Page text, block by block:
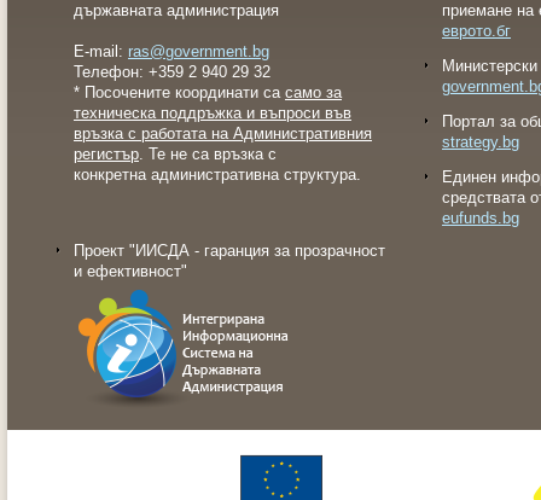
държавната администрация
E-mail: ras@government.bg
Телефон: +359 2 940 29 32
* Посочените координати са само за
техническа поддръжка и въпроси във
връзка с работата на Административния
регистър. Те не са връзка с
конкретна административна структура.
Проект "ИИСДА - гаранция за прозрачност
и ефективност"
приемане на
еврото.бг
Портал за
strategy.bg
Eдинен
средствата
eufunds.bg